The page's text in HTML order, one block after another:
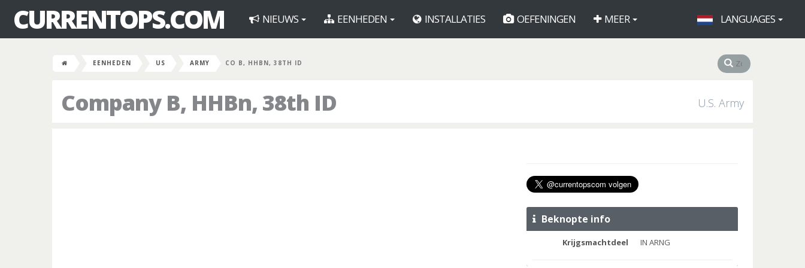
CURRENTOPS.COM NIEUWS EENHEDEN INSTALLATIES OEFENINGEN MEER LANGUAGES
EENHEDEN US ARMY CO B, HHBN, 38TH ID
Company B, HHBn, 38th ID U.S. Army
Beknopte info
Krijgsmachtdeel IN ARNG